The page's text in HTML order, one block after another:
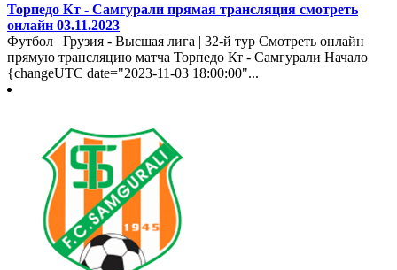
Торпедо Кт - Самгурали прямая трансляция смотреть
онлайн 03.11.2023
Футбол | Грузия - Высшая лига | 32-й тур Смотреть онлайн
прямую трансляцию матча Торпедо Кт - Самгурали Начало
{changeUTC date="2023-11-03 18:00:00"...